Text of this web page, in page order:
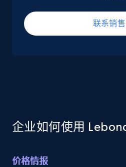
price, Final price, Discount
Employees business
connections, and more.
联系销售
企业如何使用
价格情报